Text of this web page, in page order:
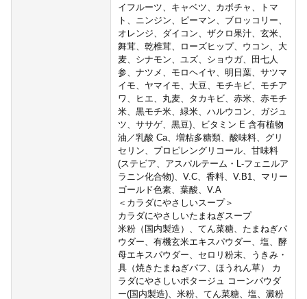
イフルーツ、キャベツ、カボチャ、トマ
ト、ニンジン、ピーマン、ブロッコリー、
オレンジ、ダイコン、ザクロ果汁、玄米、
舞茸、乾椎茸、ローズヒップ、ウコン、大
麦、シナモン、ユズ、ショウガ、田七人
参、ナツメ、モロヘイヤ、明日葉、サツマ
イモ、ヤマイモ、大豆、モチキビ、モチア
ワ、ヒエ、丸麦、タカキビ、赤米、赤モチ
米、黒モチ米、緑米、ハルウコン、ガジュ
ツ、ササゲ、黒豆)、ビタミン E 含有植物
油／乳酸 Ca、増粘多糖類、酸味料、グリ
セリン、プロピレングリコール、甘味料
(ステビア、アスパルテーム・L-フェニルア
ラニン化合物)、V.C、香料、V.B1、マリー
ゴールド色素、葉酸、V.A
＜カラダにやさしいスープ＞
カラダにやさしいたまねぎスープ
米粉（国内製造）、てん菜糖、たまねぎパ
ウダー、有機玄米エキスパウダー、塩、酵
母エキスパウダー、セロリ粉末、うきみ・
具（焼きたまねぎパフ、ほうれん草） カ
ラダにやさしいポタージュ コーンパウダ
ー(国内製造)、米粉、てん菜糖、塩、澱粉